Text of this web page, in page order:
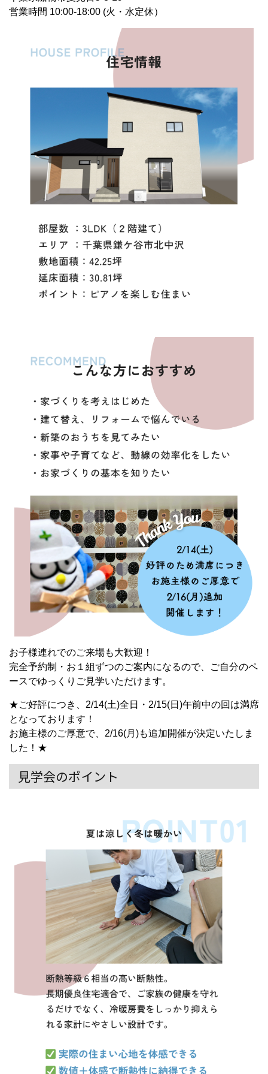
営業時間 10:00-18:00 (火・水定休）
お子様連れでのご来場も大歓迎！
完全予約制・お１組ずつのご案内になるので、ご自分のペ
ースでゆっくりご見学いただけます。
★ご好評につき、2/14(土)全日・2/15(日)午前中の回は満席
となっております！
お施主様のご厚意で、2/16(月)も追加開催が決定いたしま
した！★
見学会のポイント